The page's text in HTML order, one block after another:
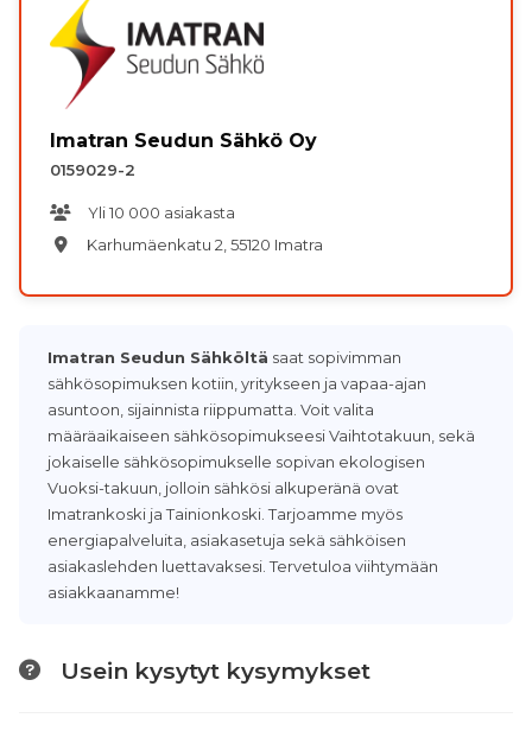
Imatran Seudun Sähkö Oy
0159029-2
Yli 10 000 asiakasta
Karhumäenkatu 2, 55120 Imatra
Imatran Seudun Sähköltä saat sopivimman
sähkösopimuksen kotiin, yritykseen ja vapaa-ajan
asuntoon, sijainnista riippumatta. Voit valita
määräaikaiseen sähkösopimukseesi Vaihtotakuun, sekä
jokaiselle sähkösopimukselle sopivan ekologisen
Vuoksi-takuun, jolloin sähkösi alkuperänä ovat
Imatrankoski ja Tainionkoski. Tarjoamme myös
energiapalveluita, asiakasetuja sekä sähköisen
asiakaslehden luettavaksesi. Tervetuloa viihtymään
asiakkaanamme!
Usein kysytyt kysymykset